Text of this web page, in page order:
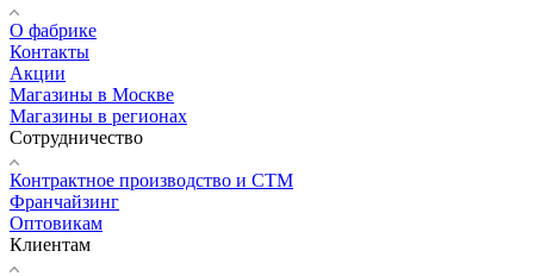
О фабрике
Контакты
Акции
Магазины в Москве
Магазины в регионах
Сотрудничество
Контрактное производство и СТМ
Франчайзинг
Оптовикам
Клиентам